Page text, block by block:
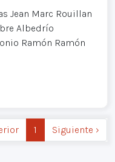
Jean Marc Rouillan
Albedrío
Ramón Ramón
1 Siguiente ›